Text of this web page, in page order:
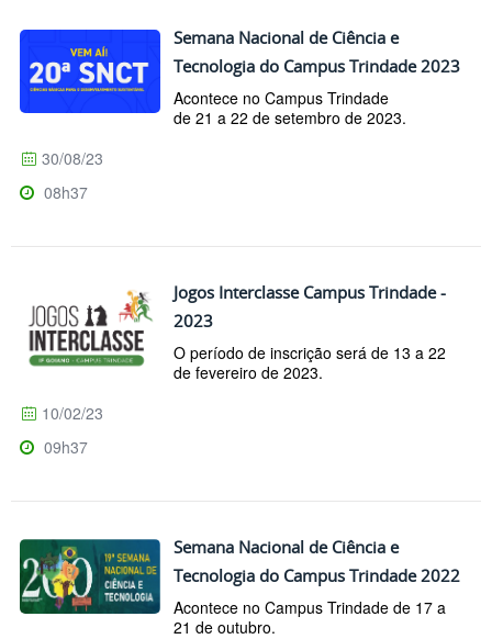
Semana Nacional de Ciência e
Tecnologia do Campus Trindade 2023
Acontece no Campus Trindade
de 21 a 22 de setembro de 2023.
30/08/23
08h37
Jogos Interclasse Campus Trindade -
2023
O período de inscrição será de 13 a 22
de fevereiro de 2023.
10/02/23
09h37
Semana Nacional de Ciência e
Tecnologia do Campus Trindade 2022
Acontece no Campus Trindade de 17 a
21 de outubro.